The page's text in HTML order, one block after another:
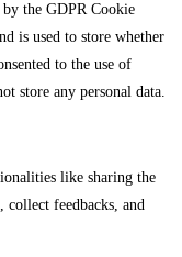
the GDPR Cookie
is used to store whether
to the use of
store any personal data.
like sharing the
collect feedbacks, and